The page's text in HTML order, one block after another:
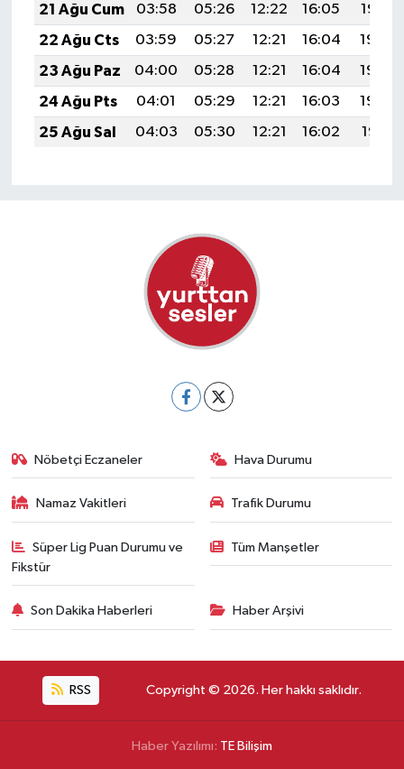
21 Ağu Cum
03:58 05:26 12:22 16:05
19:07
22 Ağu Cts
03:59 05:27 12:21 16:04
19:05
23 Ağu Paz
04:00 05:28 12:21 16:04
19:04
24 Ağu Pts
04:01 05:29 12:21 16:03
19:03
25 Ağu Sal
04:03 05:30 12:21 16:02 19:01
Nöbetçi Eczaneler Hava Durumu
Namaz Vakitleri Trafik Durumu
Süper Lig Puan Durumu ve
Fikstür
Tüm Manşetler
Son Dakika Haberleri Haber Arşivi
RSS Copyright © 2026. Her hakkı saklıdır.
Haber Yazılımı: TE Bilişim